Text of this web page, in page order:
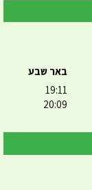
באר שבע
19:11
20:09